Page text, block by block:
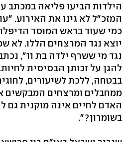
הילדות הביעו פליאה במכתב
המזכ"ל לא גינו את האירוע.
כמי שעוד בראש המוסד
יוצא נגד המרצחים הללו. לא
נגד מי
להגן על זכותן הבסיסית
בבטחה, ללכת לשיעורים,
ממחבלים ומרצחים המבקשים
האדם לחיים אינה מוקנית גם
בשומרון?".